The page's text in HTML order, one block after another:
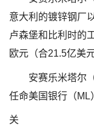
意大利的镀锌钢厂
卢森堡和比利时的
欧元（合21.5亿美
安赛乐米塔尔
任命美国银行（ML
关